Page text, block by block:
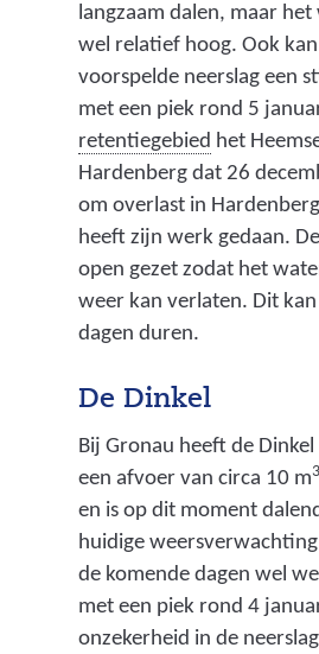
langzaam dalen, maar
wel relatief hoog. Ook
voorspelde neerslag een
met een piek rond 5
retentiegebied
g
e
b
i
e
v
het
Hardenberg dat 26
om overlast in
heeft zijn werk gedaan.
open gezet zodat het
weer kan verlaten. Dit kan
dagen duren.
De Dinkel
Bij Gronau heeft de
een afvoer van circa 10 m3
en is op dit moment
huidige
de komende dagen wel
met een piek rond 4
onzekerheid in de